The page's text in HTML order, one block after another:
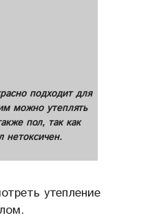
подходит для
можно утеплять
пол, так как
нетоксичен.
утепление